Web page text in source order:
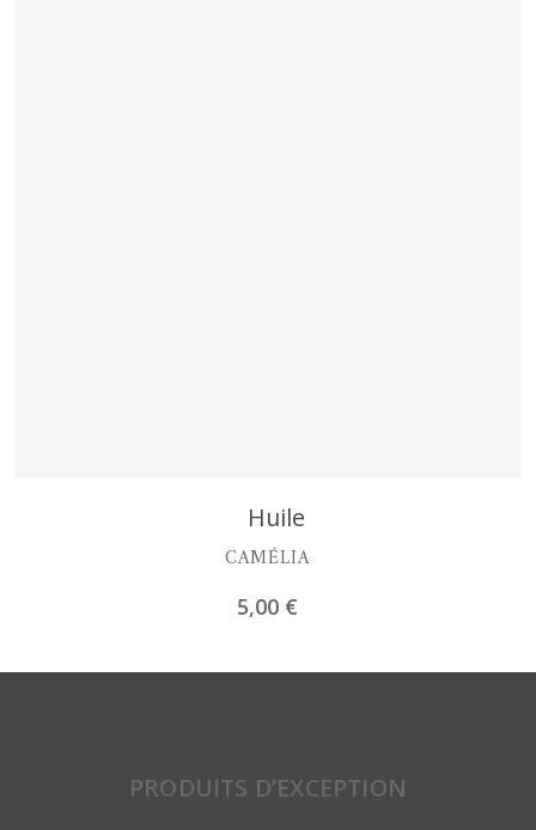
Découvrir
Huile
CAMÉLIA
5,00 €
PRODUITS D’EXCEPTION